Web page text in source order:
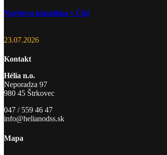
Návšteva kúpaliska v Číži
23.07.2026
Kontakt
Hélia n.o.
Neporadza 97
980 45 Štrkovec
047 / 559 46 47
info@helianodss.sk
Mapa